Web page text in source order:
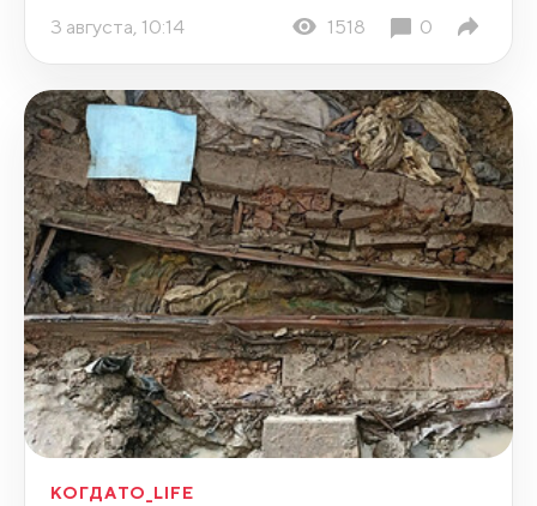
3 августа, 10:14 1518 0
КОГДАТО_LIFE